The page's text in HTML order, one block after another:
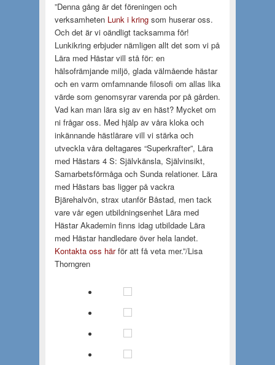
”Denna gång är det föreningen och
verksamheten Lunk i kringsom huserar oss.
Och det är vi oändligt tacksamma för!
Lunkikring erbjuder nämligen allt det som vi på
Lära med Hästar vill stå för: en
hälsofrämjande miljö, glada välmående hästar
och en varm omfamnande filosofi om allas lika
värde som genomsyrar varenda por på gården.
Vad kan man lära sig av en häst? Mycket om
ni frågar oss. Med hjälp av våra kloka och
inkännande hästlärare vill vi stärka och
utveckla våra deltagares “Superkrafter”, Lära
med Hästars 4 S: Självkänsla, Självinsikt,
Samarbetsförmåga och Sunda relationer. Lära
med Hästars bas ligger på vackra
Bjärehalvön, strax utanför Båstad, men tack
vare vår egen utbildningsenhet Lära med
Hästar Akademin finns idag utbildade Lära
med Hästar handledare över hela landet.
Kontakta oss härför att få veta mer.”/Lisa
Thorngren